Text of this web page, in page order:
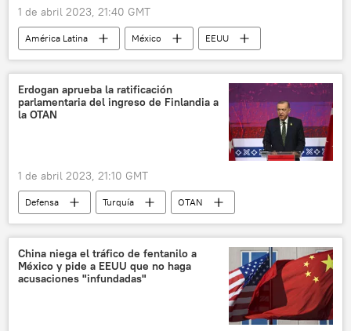
1 de abril 2023, 21:40 GMT
América Latina México
EEUU
Andrés Manuel López Obrador
Fentanilo
Erdogan aprueba la ratificación
parlamentaria del ingreso de Finlandia a
la OTAN
1 de abril 2023, 21:10 GMT
Defensa Turquía
OTAN
Finlandia
Recep Tayyip Erdogan
China niega el tráfico de fentanilo a
México y pide a EEUU que no haga
acusaciones "infundadas"